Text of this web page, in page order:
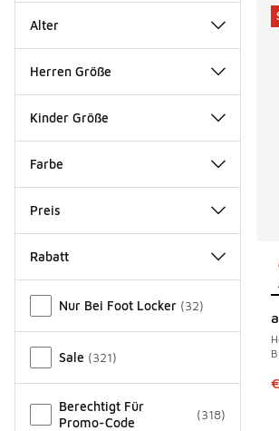
Alter
Herren Größe
Kinder Größe
Farbe
Preis
Rabatt
Nur Bei Foot Locker (32)
Sale (321)
Berechtigt Für
Promo-Code
(318)